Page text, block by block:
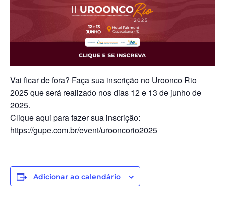
Vai ficar de fora? Faça sua inscrição no Uroonco Rio
2025 que será realizado nos dias 12 e 13 de junho de
2025.
Clique aqui para fazer sua inscrição:
https://gupe.com.br/event/urooncorio2025
Adicionar ao calendário